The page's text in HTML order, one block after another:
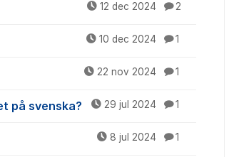
12 dec 2024 2
10 dec 2024 1
22 nov 2024 1
på svenska? 29 jul 2024 1
8 jul 2024 1